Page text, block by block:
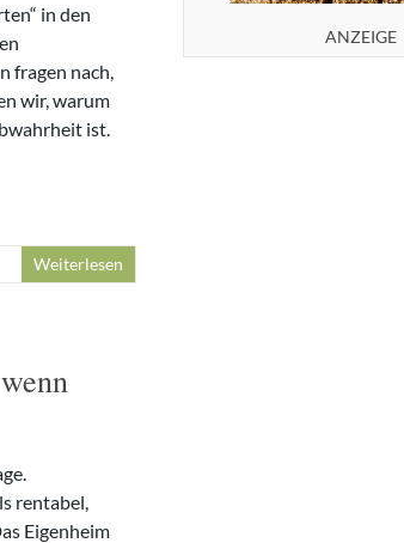
in den
fragen nach,
wir, warum
ist.
Weiterlesen
rentabel,
Eigenheim
ANZEIGE